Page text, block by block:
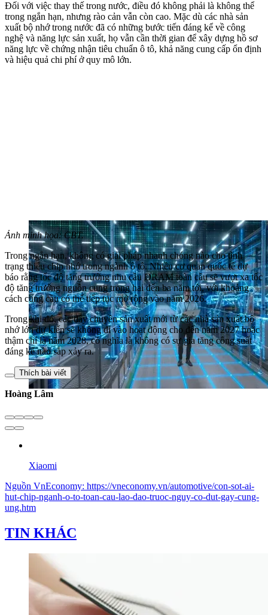
Đối với việc thay thế trong nước, điều đó không phải là không thể
trong ngắn hạn, nhưng rào cản vẫn còn cao. Mặc dù các nhà sản
xuất bộ nhớ trong nước đã có những bước tiến đáng kể về công
nghệ và năng lực sản xuất, họ vẫn cần thời gian để xây dựng hồ sơ
năng lực về chứng nhận tiêu chuẩn ô tô, khả năng cung cấp ổn định
và hiệu quả chi phí ở quy mô lớn.
Ảnh minh họa: CBT.
Trong ngắn hạn, không có giải pháp nhanh chóng nào cho tình
trạng thiếu chip nhớ trong ngành ô tô. Nhiều cơ quan quốc tế dự
báo rằng tốc độ tăng trưởng nhu cầu DRAM toàn cầu sẽ vượt xa tốc
độ tăng trưởng nguồn cung trong hai đến ba năm tới, với khoảng
cách cung cầu có thể tiếp tục mở rộng vào năm 2026.
Trong khi đó, các dây chuyền sản xuất mới từ các nhà sản xuất bộ
nhớ lớn dự kiến sẽ không đi vào hoạt động cho đến năm 2027 hoặc
thậm chí là năm 2028, có nghĩa là không có sự gia tăng công suất
đáng kể nào sắp xảy ra.
Thích bài viết
Hoàng Lâm
Xiaomi
Nguồn VnEconomy: https://vneconomy.vn/automotive/con-sot-ai-
hut-chip-nganh-o-to-toan-cau-lao-dao-truoc-nguy-co-dut-gay-cung-
ung.htm
TIN KHÁC